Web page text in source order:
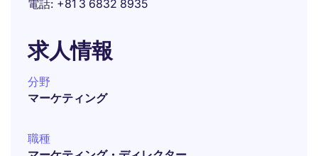
電話 +81 3 6832 8935
求人情報
分野
マーケティング
職種